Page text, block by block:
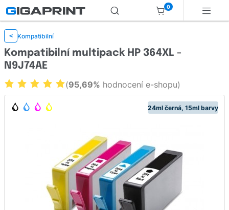
0
< Kompatibilní
24ml černá, 15ml barvy
Kompatibilní multipack HP 364XL -
N9J74AE
(95,69% hodnocení e-shopu)